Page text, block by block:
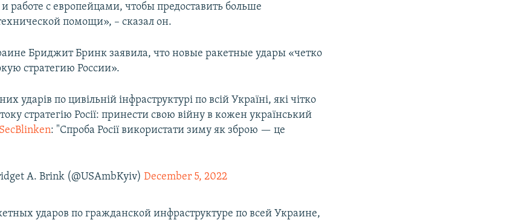
работе с европейцами, чтобы предоставить больше
помощи», – сказал он.
Бриджит Бринк заявила, что новые ракетные удары «четко
стратегию России».
ударів по цивільній інфраструктурі по всій Україні, які чітко
стратегію Росії: принести свою війну в кожен український
: "Спроба Росії використати зиму як зброю — це
A. Brink (@USAmbKyiv)December 5, 2022
ударов по гражданской инфраструктуре по всей Украине,